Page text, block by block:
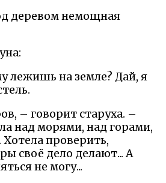
деревом немощная
лежишь на земле? Дай, я
– говорит старуха. –
над морями, над горами,
Хотела проверить,
своё дело делают... А
не могу...